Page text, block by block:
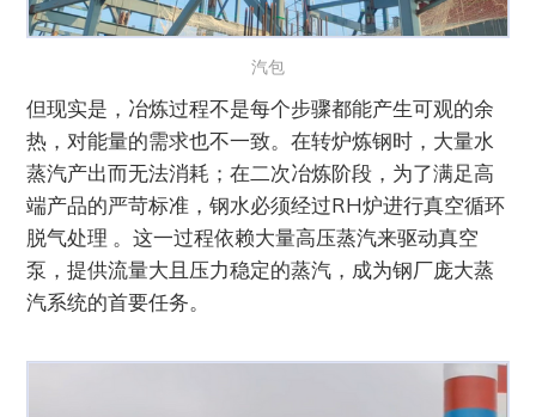
汽包
但现实是，冶炼过程不是每个步骤都能产生可观的余
热，对能量的需求也不一致。在转炉炼钢时，大量水
蒸汽产出而无法消耗；在二次冶炼阶段，为了满足高
端产品的严苛标准，钢水必须经过RH炉进行真空循环
脱气处理 。这一过程依赖大量高压蒸汽来驱动真空
泵，提供流量大且压力稳定的蒸汽，成为钢厂庞大蒸
汽系统的首要任务。